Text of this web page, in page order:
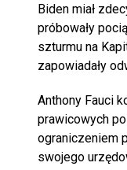
Biden miał
próbowały
szturmu na
zapowiadały
Anthony Fauci
prawicowych
ograniczeniem
swojego